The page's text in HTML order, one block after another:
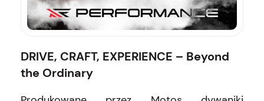
DRIVE, CRAFT, EXPERIENCE – Beyond
the Ordinary